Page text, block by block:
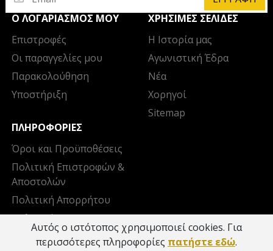
Ο ΛΟΓΑΡΙΑΣΜΌΣ ΜΟΥ
Επιστροφές
Οι παραγγελίες μου
Παρακολούθηση
Υποστήριξη
ΧΡΉΣΙΜΕΣ ΣΕΛΊΔΕΣ
Η Ιστορία μας
Αγωνιστική Έδρα
Νέα
Χορηγοί
Sitemap
ΠΛΗΡΟΦΟΡΊΕΣ
Όροι και Προϋποθέσεις
Πολιτική Επιστροφών &
Αποστολών
Πολιτική Απορρήτου
Πολιτική Cookies
Επικοινωνία
Αυτός ο ιστότοπος χρησιμοποιεί cookies. Για
περισσότερες πληροφορίες πατήστε εδώ.